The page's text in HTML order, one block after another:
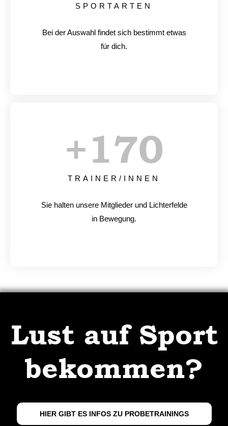
SPORTARTEN
Bei der Auswahl findet sich bestimmt etwas
für dich.
TRAINER/INNEN
+170
Sie halten unsere Mitglieder und Lichterfelde
in Bewegung.
Lust auf Sport
bekommen?
HIER GIBT ES INFOS ZU PROBETRAININGS